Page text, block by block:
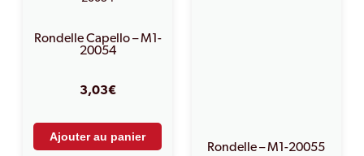
Rondelle Capello – M1-
20054
3,03€
Ajouter au panier
Rondelle – M1-20055